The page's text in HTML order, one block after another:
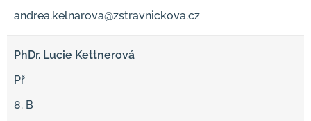
andrea.kelnarova@zstravnickova.cz
PhDr. Lucie Kettnerová
Př
8. B